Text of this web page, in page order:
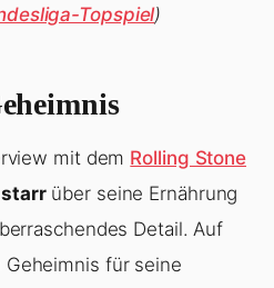
Topspiel)
mit dem Rolling Stone
über seine Ernährung
Detail. Auf
Geheimnis für seine